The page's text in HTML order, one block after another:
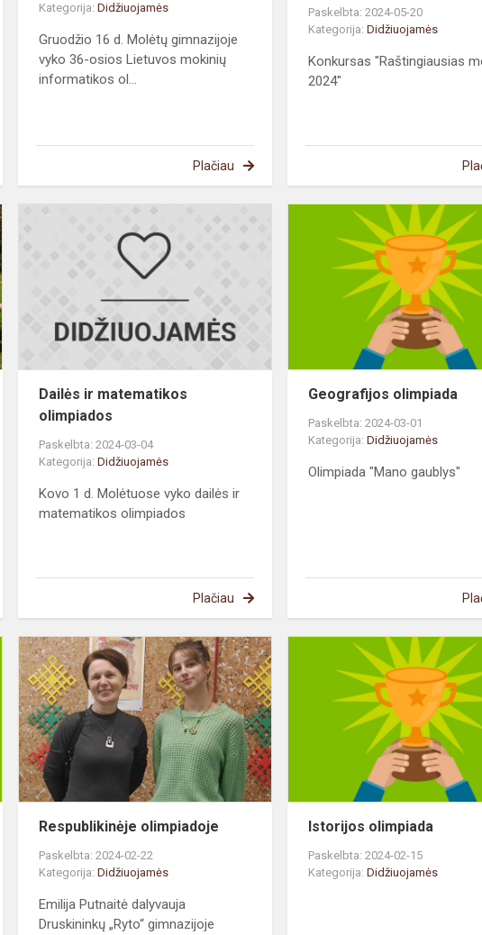
Kategorija:Didžiuojamės
Gruodžio 16 d. Molėtų gimnazijoje
vyko 36-osios Lietuvos mokinių
informatikos ol...
Plačiau
Paskelbta: 2024-05-20
Kategorija:Didžiuojamės
Konkursas "Raštingiausias
2024"
Pavasario
krosas
Dailės ir matematikos
olimpiados
Paskelbta: 2024-03-04
Kategorija:Didžiuojamės
Kovo 1 d. Molėtuose vyko dailės ir
matematikos olimpiados
Plačiau
Geografijos olimpiada
Paskelbta: 2024-03-01
Kategorija:Didžiuojamės
Olimpiada "Mano gaublys"
Biologijos
olimpiada
Respublikinėje
olimpiadoje
Respublikinėje olimpiadoje
Paskelbta: 2024-02-22
Kategorija:Didžiuojamės
Emilija Putnaitė dalyvauja
Druskininkų „Ryto“ gimnazijoje
Istorijos olimpiada
Paskelbta: 2024-02-15
Kategorija:Didžiuojamės